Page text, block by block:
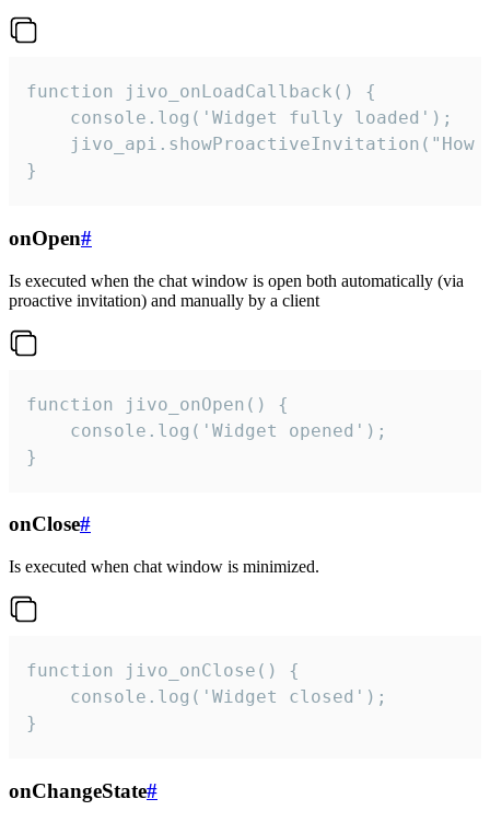
function jivo_onLoadCallback() {
    console.log('Widget fully loaded');
jivo_api.showProactiveInvitation("How
}
onOpen#
Is executed when the chat window is open both automatically (via
proactive invitation) and manually by a client
function jivo_onOpen() {
    console.log('Widget opened');
}
onClose#
Is executed when chat window is minimized.
function jivo_onClose() {
    console.log('Widget closed');
}
onChangeState#